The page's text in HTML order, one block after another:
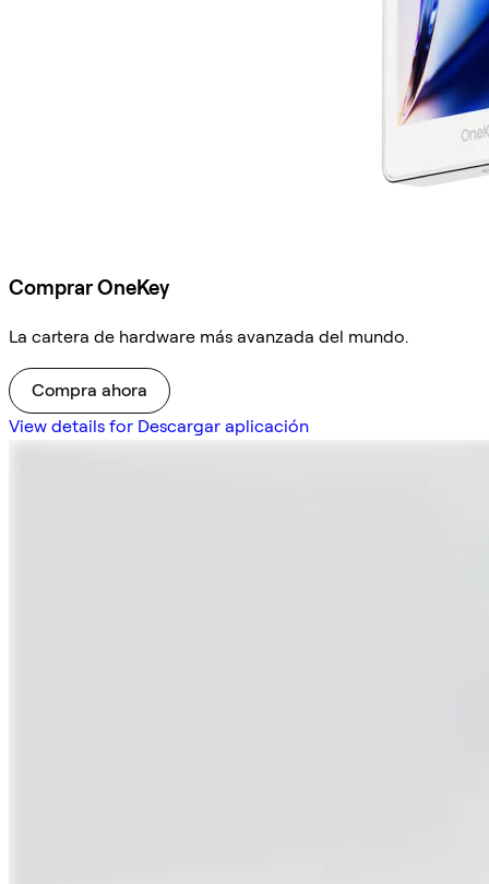
Comprar OneKey
La cartera de hardware más avanzada del mundo.
Compra ahora
View details for Descargar aplicación